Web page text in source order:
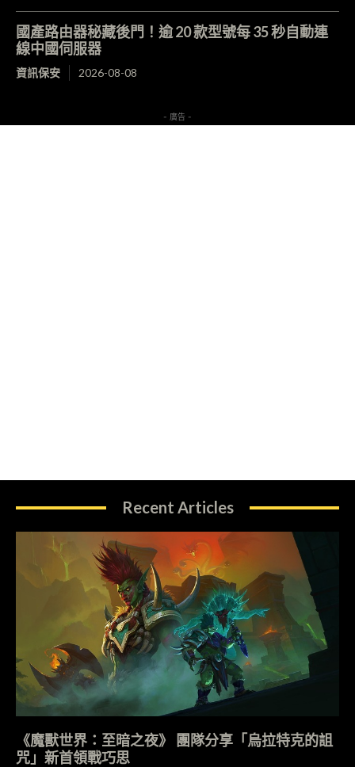
國產路由器秘藏後門！逾 20 款型號每 35 秒自動連
線中國伺服器
資訊保安 2026-08-08
- 廣告 -
Recent Articles
《魔獸世界：至暗之夜》 團隊分享「烏拉特克的詛
咒」新首領戰巧思